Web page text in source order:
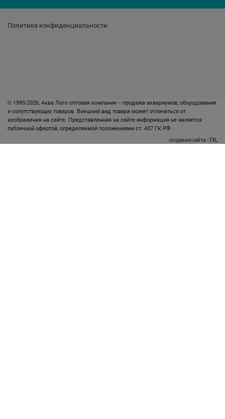
Политика конфиденциальности
© 1995-2026, Аква Лого оптовая компания – продажа аквариумов, оборудования
и сопутствующих товаров. Внешний вид товара может отличаться от
изображения на сайте. Представленная на сайте информация не является
публичной офертой, определяемой положениями ст. 437 ГК РФ
создание сайта- TXL